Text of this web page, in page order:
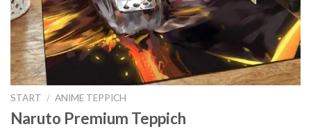
START / ANIME TEPPICH
Naruto Premium Teppich